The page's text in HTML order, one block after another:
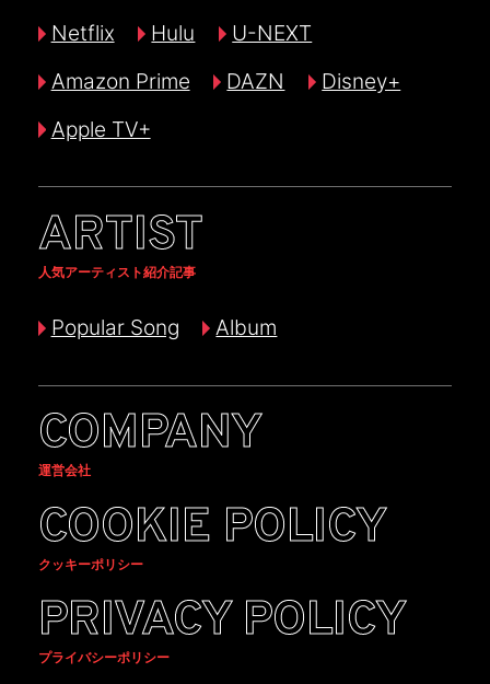
Netflix Hulu
U-NEXT
Amazon Prime
DAZN
Disney+
Apple TV+
ARTIST
人気アーティスト紹介記事
Popular Song Album
COMPANY
運営会社
COOKIE POLICY
クッキーポリシー
PRIVACY POLICY
プライバシーポリシー